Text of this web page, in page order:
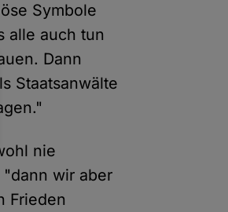
Symbole
alle auch tun
Dann
Staatsanwälte
nie
wir aber
Frieden